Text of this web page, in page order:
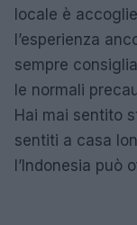
locale è
l’esperienza
sempre
le normali
Hai mai sentito
sentiti a casa
l’Indonesia può